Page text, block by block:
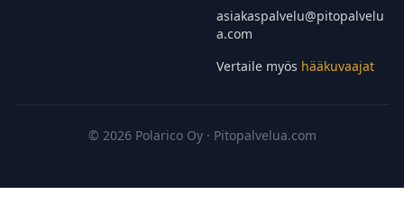
asiakaspalvelu@pitopalvelu
a.com
Vertaile myös hääkuvaajat
© 2026 Polarico Oy · Pitopalvelua.com